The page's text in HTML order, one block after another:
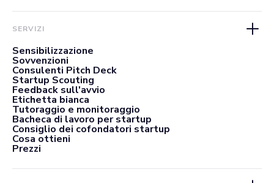
SERVIZI
Sensibilizzazione
Sovvenzioni
Consulenti Pitch Deck
Startup Scouting
Feedback sull'avvio
Etichetta bianca
Tutoraggio e monitoraggio
Bacheca di lavoro per startup
Consiglio dei cofondatori startup
Cosa ottieni
Prezzi